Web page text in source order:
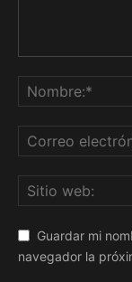
Guardar mi
navegador la